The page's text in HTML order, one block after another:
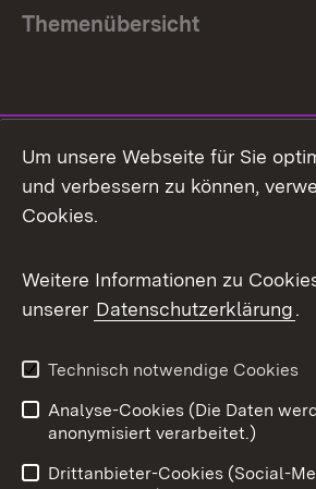
Themenübersicht
Facebook
X / Twitter
Youtube
Impressum
Kontakt
Um unsere Webseite für Sie
und verbessern zu können,
Cookies.
Weitere Informationen zu
unserer Datenschutzerklärung.
Technisch notwendige Cookies
Analyse-Cookies (Die Daten
anonymisiert verarbeitet.)
Drittanbieter-Cookies (Social-